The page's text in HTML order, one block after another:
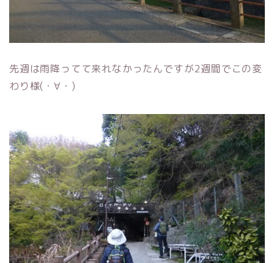
先週は雨降ってて来れなかったんですが2週間でこの変
わり様(・∀・)